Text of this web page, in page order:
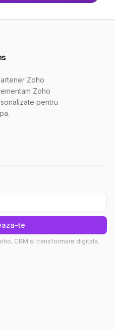
Zoho
Zoho
pentru
te
CRM si transformare digitala.